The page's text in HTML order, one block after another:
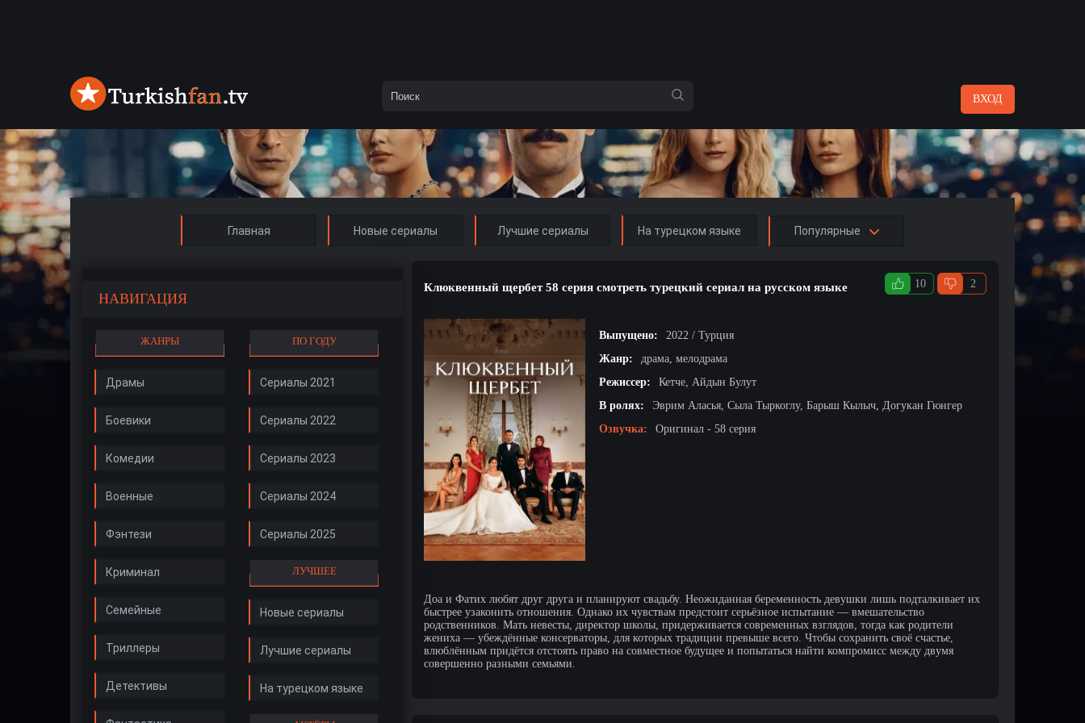
ВХОД
Главная Новые сериалы Лучшие сериалы На турецком языке Популярные
НАВИГАЦИЯ
ЖАНРЫ
Драмы
Боевики
Комедии
Военные
Фэнтези
Криминал
Семейные
Триллеры
Детективы
ПО ГОДУ
Сериалы 2021
Сериалы 2022
Сериалы 2023
Сериалы 2024
Сериалы 2025
ЛУЧШЕЕ
Новые сериалы
Лучшие сериалы
На турецком языке
Клюквенный щербет 58 серия смотреть турецкий сериал на русском языке 10 2
Выпущено:
2022 / Турция
Жанр:
драма, мелодрама
Режиссер:
Кетче, Айдын Булут
В ролях:
Эврим Аласья, Сыла Тыркоглу, Барыш Кылыч, Догукан Гюнгер
Озвучка:
Оригинал - 58 серия
Доа и Фатих любят друг друга и планируют свадьбу. Неожиданная беременность девушки лишь подталкивает их
быстрее узаконить отношения. Однако их чувствам предстоит серьёзное испытание — вмешательство
родственников. Мать невесты, директор школы, придерживается современных взглядов, тогда как родители
жениха — убеждённые консерваторы, для которых традиции превыше всего. Чтобы сохранить своё счастье,
влюблённым придётся отстоять право на совместное будущее и попытаться найти компромисс между двумя
совершенно разными семьями.